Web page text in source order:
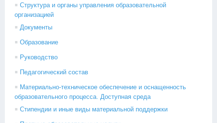
Структура и органы управления образовательной
организацией
Документы
Образование
Руководство
Педагогический состав
Материально-техническое обеспечение и оснащенность
образовательного процесса. Доступная среда
Стипендии и иные виды материальной поддержки